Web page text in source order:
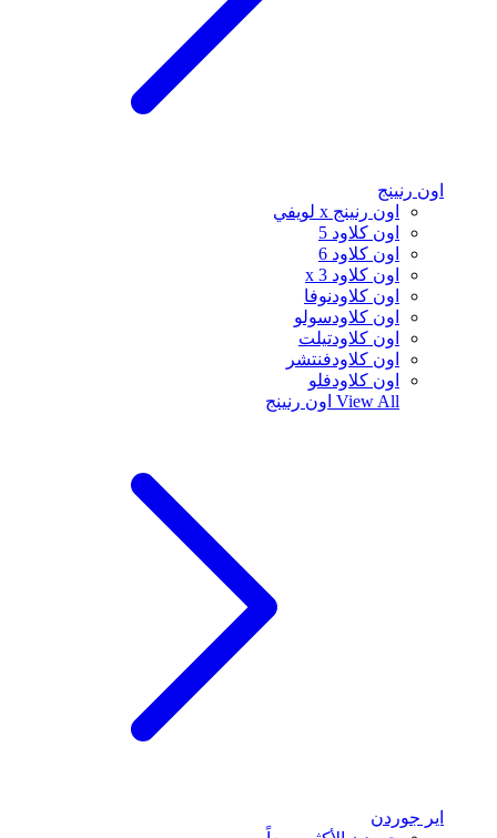
اون رنينج
اون رنينج x لويفي
اون كلاود 5
اون كلاود 6
اون كلاود x 3
اون كلاودنوفا
اون كلاودسولو
اون كلاودتيلت
اون كلاودفنتشر
اون كلاودفلو
View All اون رنينج
اير جوردن